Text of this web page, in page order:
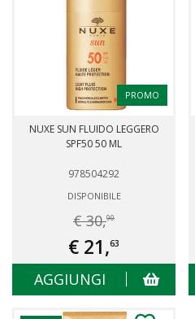
PROMO
NUXE SUN FLUIDO LEGGERO
SPF50 50 ML
978504292
DISPONIBILE
€ 30,90
€ 21,63
AGGIUNGI